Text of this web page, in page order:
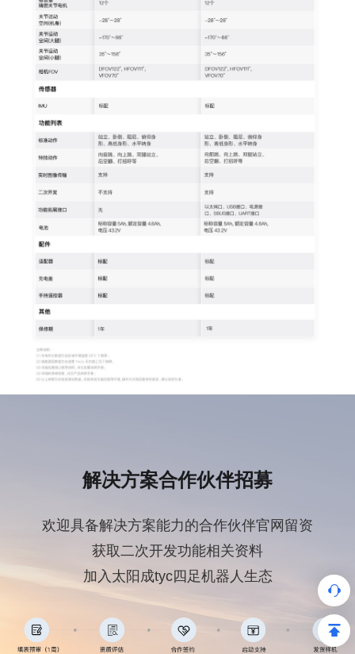
解决方案合作伙伴招募
欢迎具备解决方案能力的合作伙伴官网留资
获取二次开发功能相关资料
加入太阳成tyc四足机器人生态